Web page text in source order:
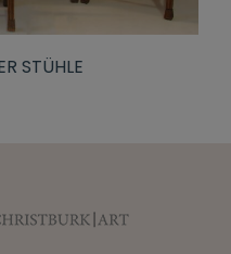
STÜHLE